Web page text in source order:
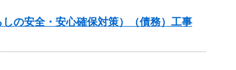
の安全・安心確保対策）（債務）工事